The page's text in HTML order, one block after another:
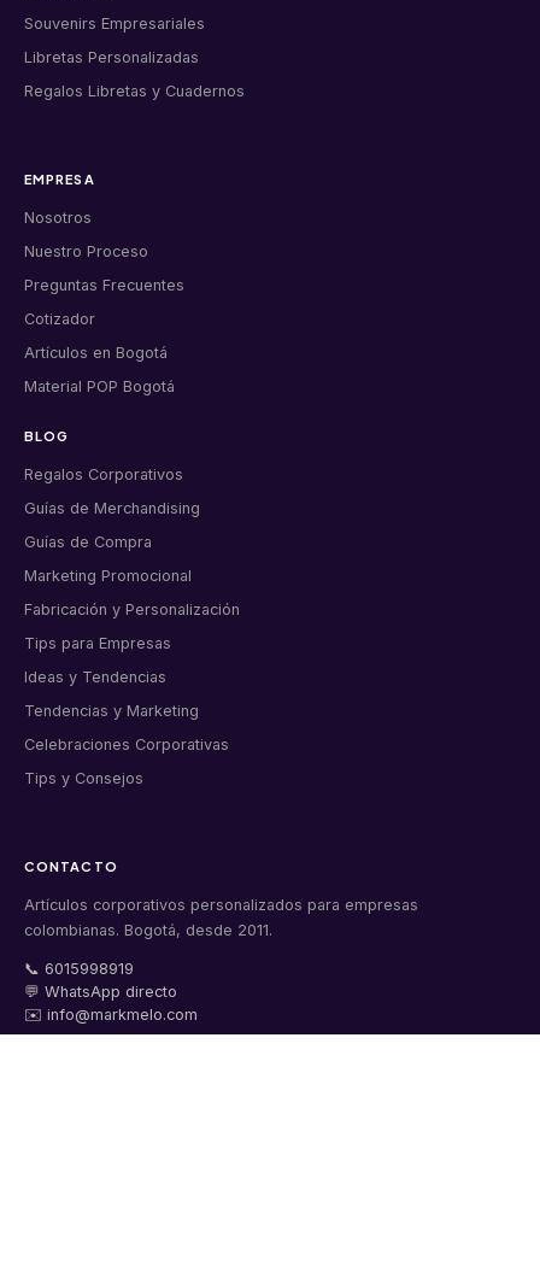
Souvenirs Empresariales
Libretas Personalizadas
Regalos Libretas y Cuadernos
EMPRESA
Nosotros
Nuestro Proceso
Preguntas Frecuentes
Cotizador
Artículos en Bogotá
Material POP Bogotá
BLOG
Regalos Corporativos
Guías de Merchandising
Guías de Compra
Marketing Promocional
Fabricación y Personalización
Tips para Empresas
Ideas y Tendencias
Tendencias y Marketing
Celebraciones Corporativas
Tips y Consejos
CONTACTO
Artículos corporativos personalizados para empresas
colombianas. Bogotá, desde 2011.
📞 6015998919
💬 WhatsApp directo
✉️ info@markmelo.com